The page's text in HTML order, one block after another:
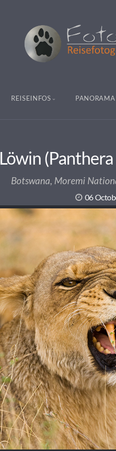
REISEINFOS PANORAMA
Löwin
Botswana, Moremi
06